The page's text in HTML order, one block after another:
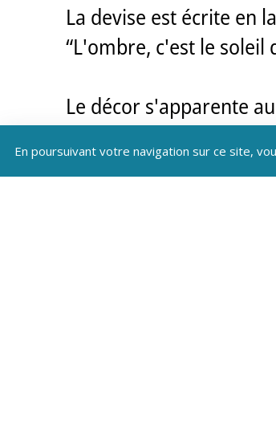
La devise est écrite en
“L'ombre, c'est le
Le décor s'apparente
par le régent Philippe
inférieure, il y a des
En poursuivant votre navigation sur ce site,